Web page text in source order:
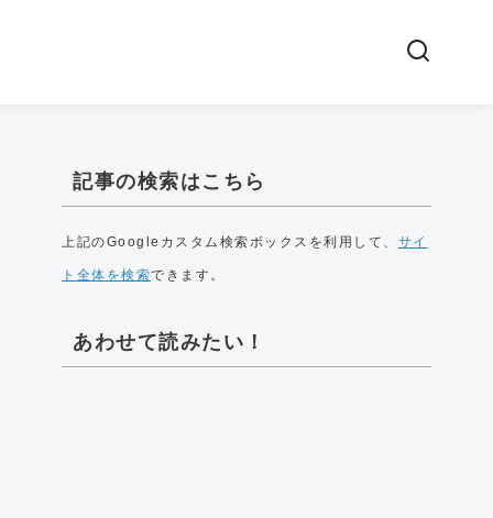
記事の検索はこちら
上記のGoogleカスタム検索ボックスを利用して、 サイ
ト全体を検索できます。
あわせて読みたい！